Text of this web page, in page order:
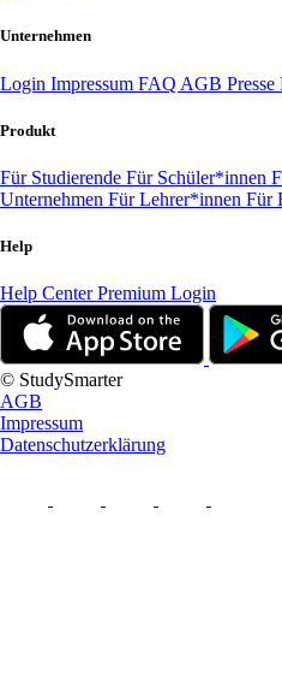
Unternehmen
Login Impressum FAQ AGB Presse
Produkt
Für Studierende Für Schüler*innen
Unternehmen Für Lehrer*innen Für
Help
Help CenterPremium Login
© StudySmarter
AGB
Impressum
Datenschutzerklärung